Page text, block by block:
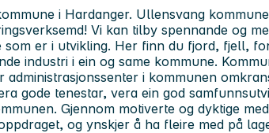
i Hardanger. Ullensvang
Vi kan tilby spennande og
som er i utvikling. Her finn du fjord, fjell,
industri i ein og same kommune.
administrasjonssenter i kommunen
gode tenestar, vera ein god
Gjennom motiverte og dyktige
og ynskjer å ha fleire med på